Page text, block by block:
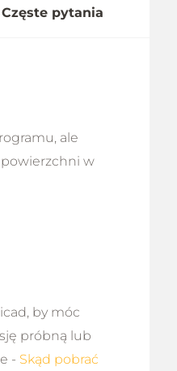
Częste pytania
ale
powierzchni w
by móc
próbną lub
- Skąd pobrać